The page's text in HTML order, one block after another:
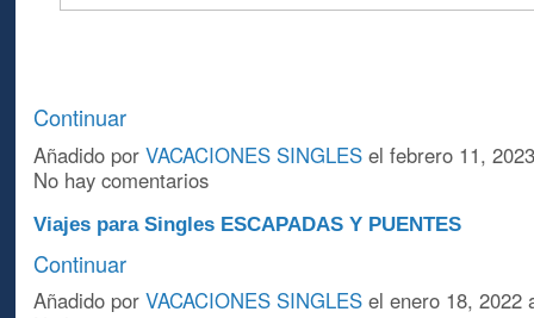
Continuar
Añadido por VACACIONES SINGLESel febrero 11,
No hay comentarios
Viajes para Singles ESCAPADAS Y PUENTES
Continuar
Añadido por VACACIONES SINGLESel enero 18, 2022